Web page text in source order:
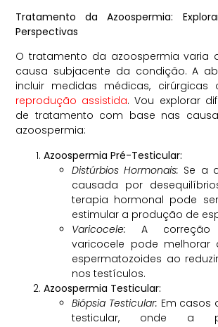
Tratamento da Azoospermia:
Perspectivas
O tratamento da azoospermia varia
causa subjacente da condição. A
incluir medidas médicas, cirúrgicas
reprodução assistida. Vou explorar
de tratamento com base nas
azoospermia:
Azoospermia Pré-Testicular:
Distúrbios Hormonais: Se a
causada por
terapia hormonal pode
estimular a produção de
Varicocele: A correção
varicocele pode
espermatozoides ao
nos testículos.
Azoospermia Testicular:
Biópsia Testicular: Em casos
testicular, onde a